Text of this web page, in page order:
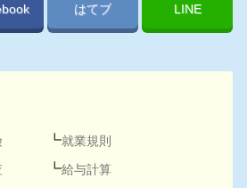
はてブ LINE
就業規則
給与計算